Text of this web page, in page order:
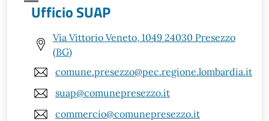
Ufficio SUAP
Via Vittorio Veneto, 1049 24030 Presezzo
(BG)
comune.presezzo@pec.regione.lombardia.it
suap@comunepresezzo.it
commercio@comunepresezzo.it